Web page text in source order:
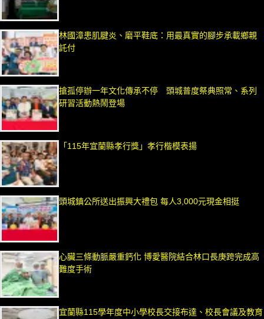
林國漳患肌腱炎、磨平鞋底：用最真實的腳步承載鄉親
託付
搶孤停辦一年文化傳承不停 頭城普度祭典照常、系列
研習活動熱鬧登場
「115年宜蘭縣孝行獎」孝行楷模表揚
頭城鎮公所送出振興大禮包 每人3,000元現金相挺
心臟三條動脈嚴重鈣化 博愛醫院結合林口長庚跨完成高
難度手術
宜蘭縣115學年度中小學校長交接布達、校長會議及教育